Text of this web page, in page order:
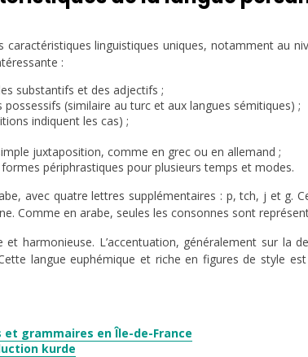
caractéristiques linguistiques uniques, notamment au
:
substantifs et des adjectifs ;
(similaire au turc et aux langues sémitiques) ;
indiquent les cas) ;
juxtaposition, comme en grec ou en allemand ;
périphrastiques pour plusieurs temps et modes.
avec quatre lettres supplémentaires : p, tch, j et g.
Comme en arabe, seules les consonnes sont
harmonieuse. L’accentuation, généralement sur la
langue euphémique et riche en figures de style
grammaires en Île-de-France
kurde